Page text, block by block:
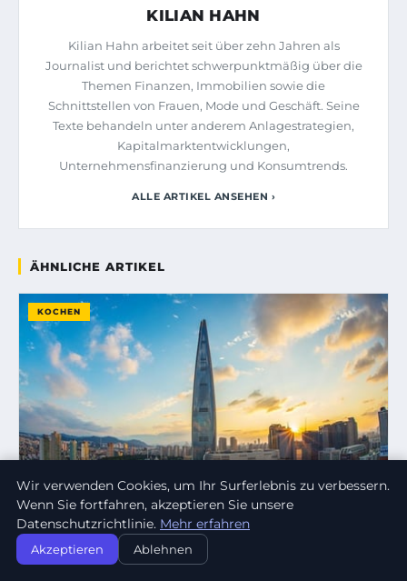
KILIAN HAHN
Kilian Hahn arbeitet seit über zehn Jahren als
Journalist und berichtet schwerpunktmäßig über die
Themen Finanzen, Immobilien sowie die
Schnittstellen von Frauen, Mode und Geschäft. Seine
Texte behandeln unter anderem Anlagestrategien,
Kapitalmarktentwicklungen,
Unternehmensfinanzierung und Konsumtrends.
ALLE ARTIKEL ANSEHEN ›
ÄHNLICHE ARTIKEL
KOCHEN
15. APRIL 2026
Wir verwenden Cookies, um Ihr Surferlebnis zu verbessern.
Wenn Sie fortfahren, akzeptieren Sie unsere
Datenschutzrichtlinie. Mehr erfahren
Akzeptieren Ablehnen